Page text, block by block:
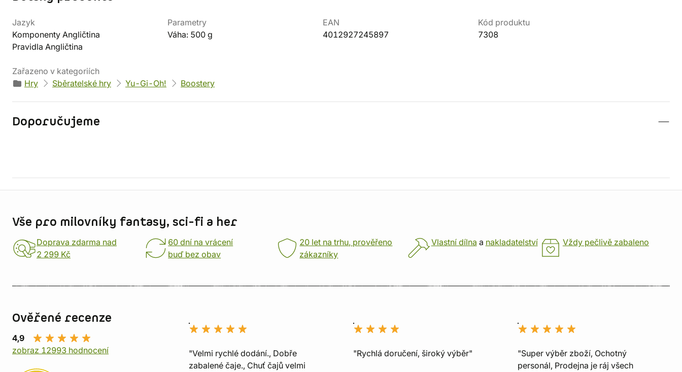
Jazyk
Komponenty Angličtina
Pravidla Angličtina
Parametry
Váha: 500 g
EAN
4012927245897
Kód produktu
7308
Zařazeno v kategoriích
Hry
Sběratelské hry Yu-Gi-Oh! Boostery
Doporučujeme
Vše pro milovníky fantasy, sci-fi a her
Doprava zdarma nad
2 299 Kč
60 dní na vrácení
buď bez obav
20 let na trhu, prověřeno
zákazníky
Vlastní dílna a nakladatelství Vždy pečlivě zabaleno
Ověřené recenze
4,9
zobraz 12993 hodnocení
"Velmi rychlé dodání., Dobře
zabalené čaje., Chuť čajů velmi
"Rychlá doručení, široký výběr"
"Super výběr zboží, Ochotný
personál, Prodejna je ráj všech